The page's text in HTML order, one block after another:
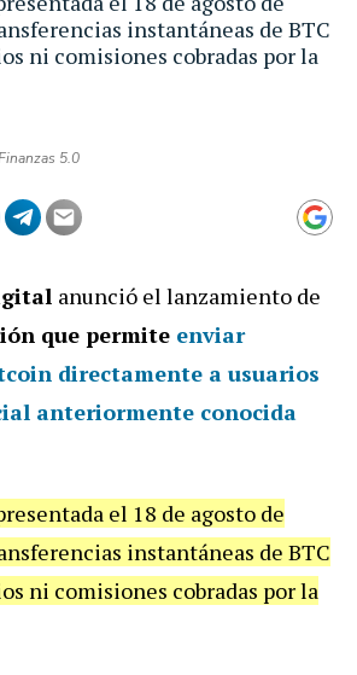
instantáneas de BTC
ni comisiones cobradas por la
5.0
anunció el lanzamiento de
que permite enviar
directamente a usuarios
anteriormente conocida
el 18 de agosto de
instantáneas de BTC
ni comisiones cobradas por la